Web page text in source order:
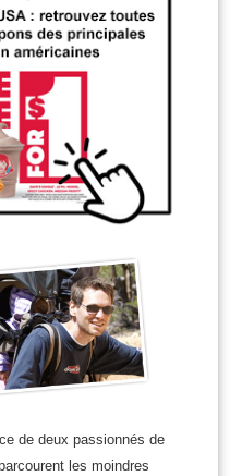
de deux passionnés de
les moindres